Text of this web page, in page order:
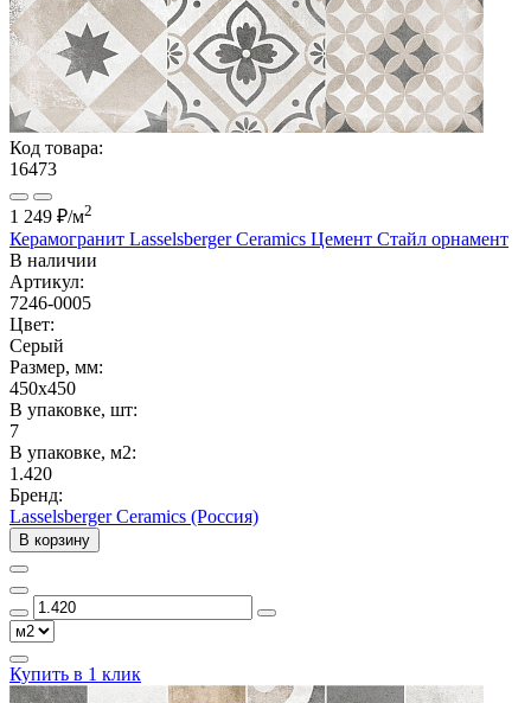
Код товара:
16473
1 249 ₽/м2
Керамогранит Lasselsberger Ceramics Цемент Стайл орнамент
В наличии
Артикул:
7246-0005
Цвет:
Серый
Размер, мм:
450x450
В упаковке, шт:
7
В упаковке, м2:
1.420
Бренд:
Lasselsberger Ceramics (Россия)
В корзину
Купить в 1 клик